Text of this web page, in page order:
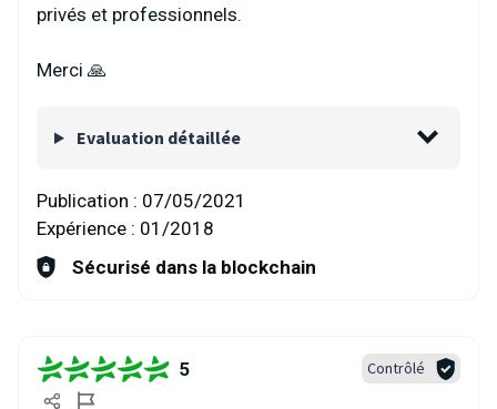
privés et professionnels.
Merci 🙏
Evaluation détaillée
Publication : 07/05/2021
Expérience : 01/2018
Sécurisé dans la blockchain
5 Contrôlé